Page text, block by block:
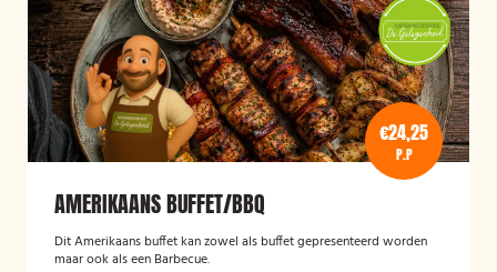
€24,25
P.P
AMERIKAANS BUFFET/BBQ
Dit Amerikaans buffet kan zowel als buffet gepresenteerd worden
maar ook als een Barbecue.